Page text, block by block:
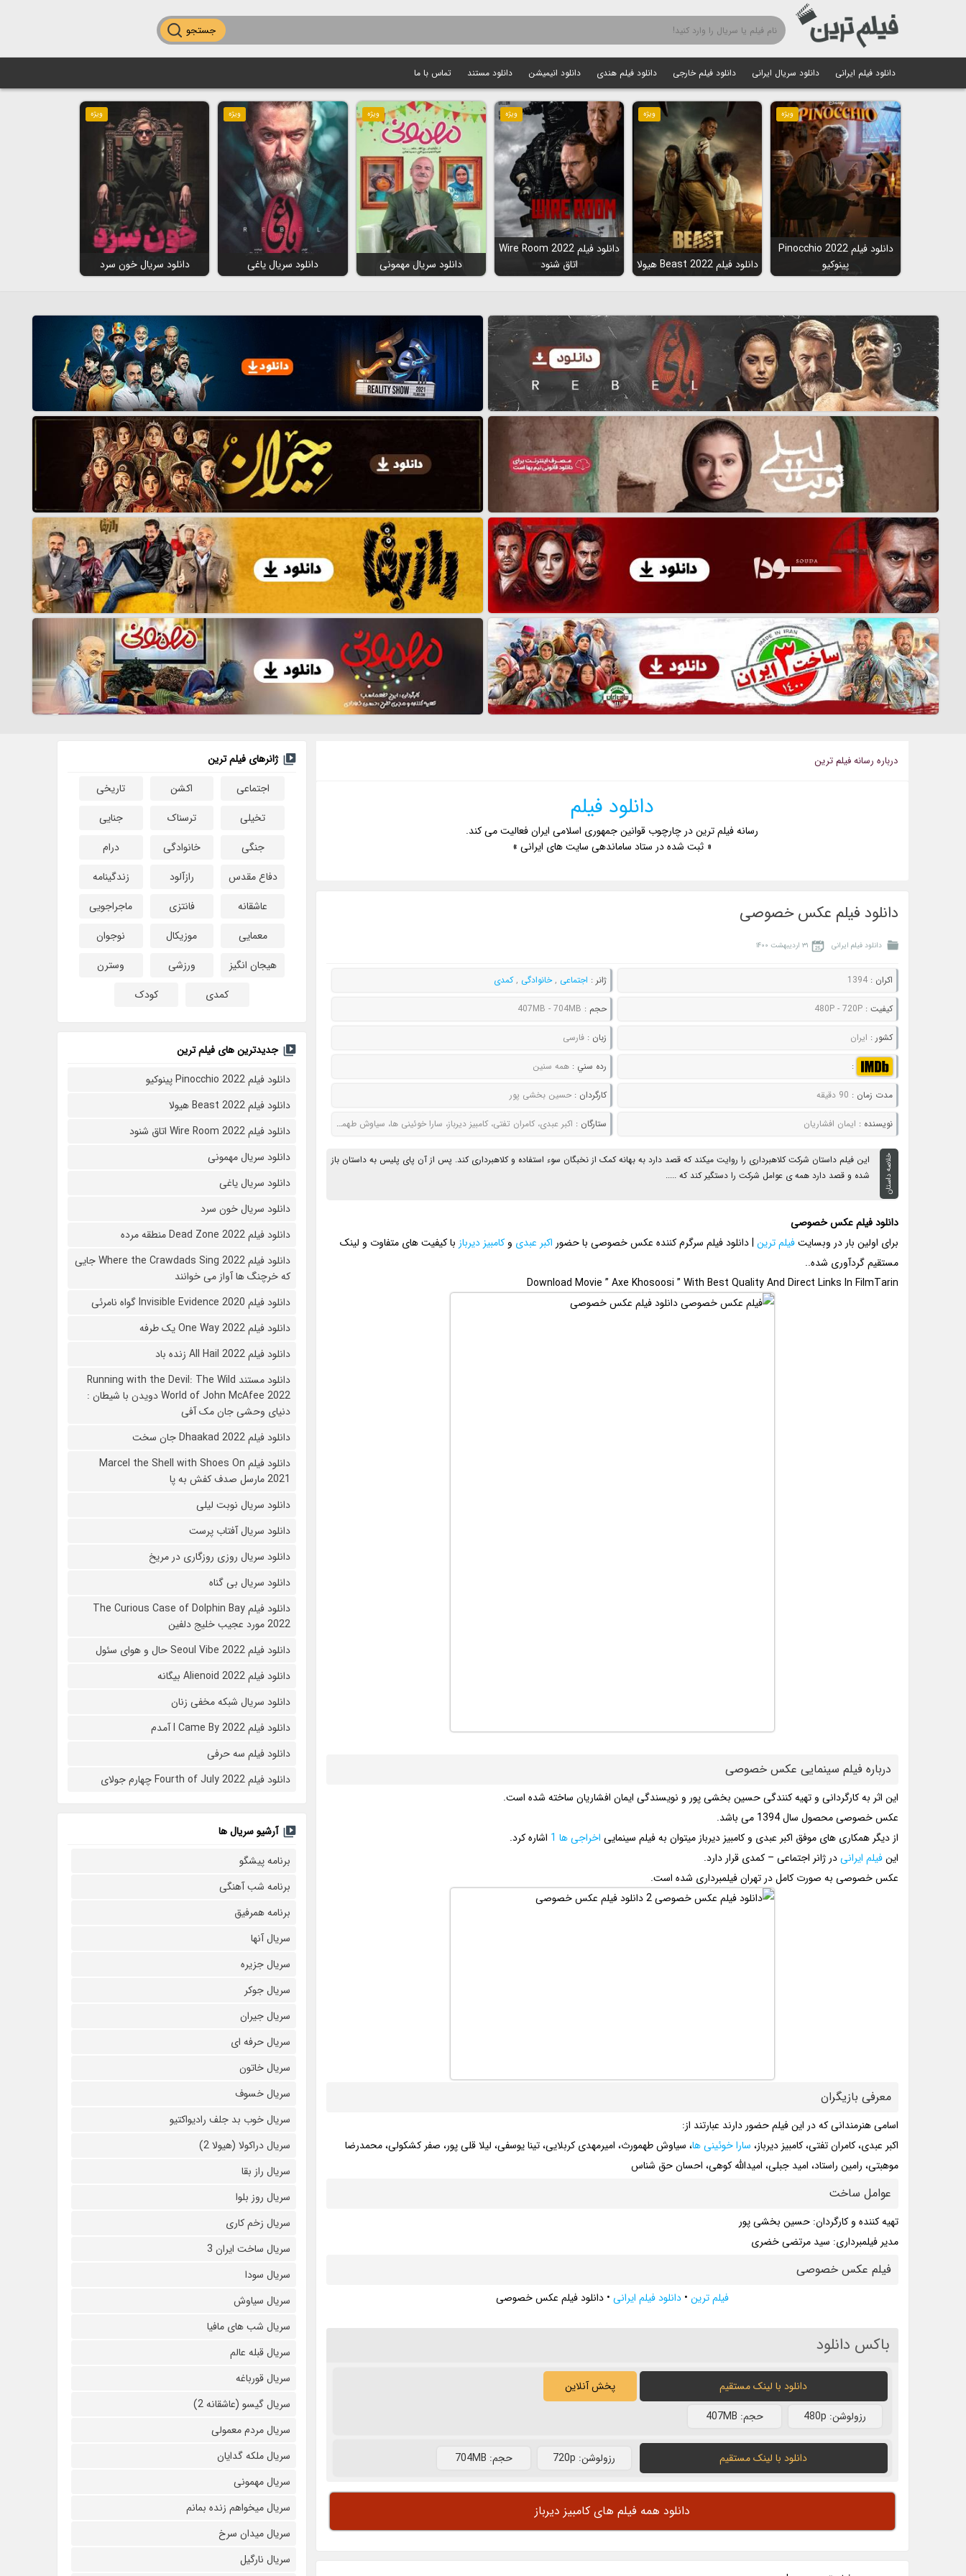
جستجو
دانلود فیلم ایرانی دانلود سریال ایرانی دانلود فیلم خارجی دانلود فیلم هندی دانلود انیمیشن دانلود مستند تماس با ما
ویژه
دانلود فیلم Pinocchio 2022
پینوکیو
ویژه
دانلود فیلم Beast 2022 هیولا
ویژه
دانلود فیلم Wire Room 2022
اتاق شنود
ویژه
دانلود سریال مهمونی
ویژه
دانلود سریال یاغی
ویژه
دانلود سریال خون سرد
درباره رسانه فيلم ترين
دانلود فیلم
رسانه فیلم ترین در چارچوب قوانین جمهوری اسلامی ایران فعالیت می کند.
« ثبت شده در ستاد ساماندهی سایت های ایرانی »
دانلود فیلم عکس خصوصی
دانلود فیلم ایرانی ۳۱ اردیبهشت ۱۴۰۰
اکران :1394 ژانر : اجتماعی ,خانوادگی ,کمدی
کيفيت :480P - 720P حجم : 407MB - 704MB
کشور : ایران زبان :فارسی
: رده سني :همه سنین
مدت زمان : 90 دقیقه کارگردان :حسین بخشی پور
نويسنده : ایمان افشاریان ستارگان : اکبر عبدی، کامران تفتی، کامبیز دیرباز، سارا خوئینی ها، سیاوش طهمورث
خلاصه داستان
این فیلم داستان شرکت کلاهبرداری را روایت میکند که قصد دارد به بهانه کمک از نخبگان سوء استفاده و کلاهبرداری کند. پس از آن پای پلیس به داستان باز
شده و قصد دارد همه ی عوامل شرکت را دستگیر کند که .....
دانلود فیلم عکس خصوصی
برای اولین بار در وبسایتفیلم ترین | دانلود فیلم سرگرم کننده عکس خصوصی با حضور اکبر عبدی وکامبیز دیرباز با کیفیت های متفاوت و لینک
مستقیم گردآوری شده..
Download Movie ” Axe Khosoosi ” With Best Quality And Direct Links In FilmTarin
درباره فیلم سینمایی عکس خصوصی
این اثر به کارگردانی و تهیه کنندگی حسین بخشی پور و نویسندگی ایمان افشاریان ساخته شده است.
عکس خصوصی محصول سال 1394 می باشد.
از دیگر همکاری های موفق اکبر عبدی و کامبیز دیرباز میتوان به فیلم سینمایی اخراجی ها 1
اشاره کرد.
اینفیلم ایرانیدر ژانر اجتماعی – کمدی قرار دارد.
عکس خصوصی به صورت کامل در تهران فیلمبرداری شده است.
معرفی بازیگران
اسامی هنرمندانی که در این فیلم حضور دارند عبارتند از:
اکبر عبدی، کامران تفتی، کامبیز دیرباز، سارا خوئینی ها، سیاوش طهمورث، امیرمهدی کربلایی، تینا یوسفی، لیلا قلی پور، صفر کشکولی، محمدرضا
موهبتی، رامین راستاد، امید جبلی، امید‌الله کوهی، احسان حق شناس
عوامل ساخت
تهیه کننده و کارگردان: حسین بخشی پور
مدیر فیلمبرداری: سید مرتضی خضری
فیلم عکس خصوصی
فیلم ترین •دانلود فیلم ایرانی •دانلود فیلم عکس خصوصی
باکس دانلود
دانلود با لينک مستقيم
پخش آنلاین
رزولوشن: 480p
حجم: 407MB
دانلود با لينک مستقيم رزولوشن: 720p حجم: 704MB
دانلود همه فیلم های کامبیز دیرباز
ژانرهای فیلم ترین
اجتماعی
اکشن
تاریخی
تخیلی
ترسناک
جنایی
جنگی
خانوادگی
درام
دفاع مقدس
رازآلود
زندگینامه
عاشقانه
فانتزی
ماجراجویی
معمایی
موزیکال
نوجوان
هیجان انگیز
ورزشی
وسترن
کمدی
کودک
جدیدترین های فیلم ترین
دانلود فیلم Pinocchio 2022 پینوکیو
دانلود فیلم Beast 2022 هیولا
دانلود فیلم Wire Room 2022 اتاق شنود
دانلود سریال مهمونی
دانلود سریال یاغی
دانلود سریال خون سرد
دانلود فیلم 2022 Dead Zone منطقه مرده
دانلود فیلم Where the Crawdads Sing 2022 جایی
که خرچنگ ها آواز می خوانند
دانلود فیلم 2020 Invisible Evidence گواه نامرئی
دانلود فیلم One Way 2022 یک طرفه
دانلود فیلم All Hail 2022 زنده باد
دانلود مستند Running with the Devil: The Wild
World of John McAfee 2022 دویدن با شیطان :
دنیای وحشی جان مک آفی
دانلود فیلم Dhaakad 2022 جان سخت
دانلود فیلم Marcel the Shell with Shoes On
2021 مارسل صدف کفش به پا
دانلود سریال نوبت لیلی
دانلود سریال آفتاب پرست
دانلود سریال روزی روزگاری در مریخ
دانلود سریال بی گناه
دانلود فیلم The Curious Case of Dolphin Bay
2022 مورد عجیب خلیج دلفین
دانلود فیلم Seoul Vibe 2022 حال و هوای سئول
دانلود فیلم Alienoid 2022 بیگانه
دانلود سریال شبکه مخفی زنان
دانلود فیلم I Came By 2022 آمدم
دانلود فیلم سه حرفی
دانلود فیلم Fourth of July 2022 چهارم جولای
آرشیو سریال ها
برنامه پیشگو
برنامه شب آهنگی
برنامه همرفیق
سریال آنها
سریال جزیره
سریال جوکر
سریال جیران
سریال حرفه ای
سریال خاتون
سریال خسوف
سریال خوب بد جلف رادیواکتیو
سریال دراکولا (هیولا 2)
سریال راز بقا
سریال روز بلوا
سریال زخم کاری
سریال ساخت ایران 3
سریال سودا
سریال سیاوش
سریال شب های مافیا
سریال قبله عالم
سریال قورباغه
سریال گیسو (عاشقانه 2)
سریال مردم معمولی
سریال ملکه گدایان
سریال مهمونی
سریال میخواهم زنده بمانم
سریال میدان سرخ
سریال نارگیل